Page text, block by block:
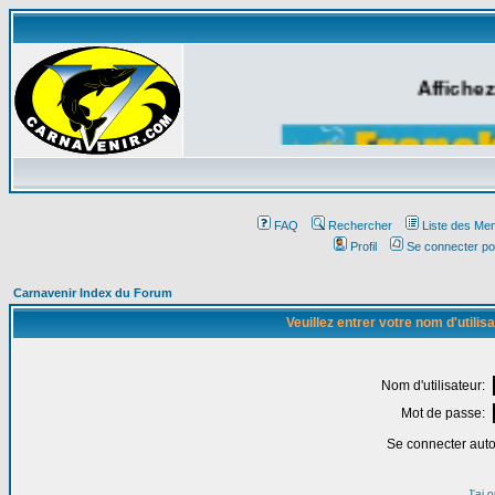
FAQ Rechercher
Liste des
Profil
Se connecter
Carnavenir Index du Forum
Veuillez entrer votre nom
Nom d'utilisateur:
Mot de passe:
Se connecter